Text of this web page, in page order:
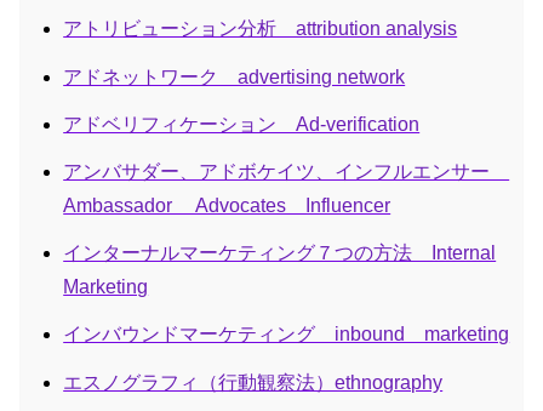
アトリビューション分析 attribution analysis
アドネットワーク advertising network
アドベリフィケーション Ad-verification
アンバサダー、アドボケイツ、インフルエンサー
Ambassador Advocates Influencer
インターナルマーケティング７つの方法 Internal
Marketing
インバウンドマーケティング inbound marketing
エスノグラフィ（行動観察法）ethnography